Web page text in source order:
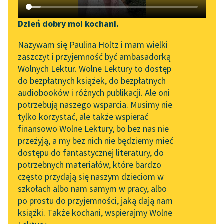
Katalog DAISY
Podkasty o książkach
Zgłoś brak utworu
Aktualności
„Prokurator Alicja Horn”
do słuchania
Byliśmy częścią AI Impact
Lab
Zapraszamy na spotkanie
online z tłumaczkami
literatury skandynawskiej
Spotkanie z Katarzyną
Tunkiel w Oslo
102. lata temu zmarł
Joseph Conrad
Narzędzia
Mapa Wolnych Lektur
Leśmianator
Przewodnik dla piszących i
czytających
API
OAI-PMH
Widget Wolnych Lektur
Przypisy
Dzień dobry moi kochani.
Nazywam się Paulina Holtz i mam wielki
zaszczyt i przyjemność być ambasadorką
Wolnych Lektur. Wolne Lektury to dostęp
do bezpłatnych książek, do bezpłatnych
audiobooków i różnych publikacji. Ale oni
potrzebują naszego wsparcia. Musimy nie
tylko korzystać, ale także wspierać
finansowo Wolne Lektury, bo bez nas nie
przeżyją, a my bez nich nie będziemy mieć
dostępu do fantastycznej literatury, do
potrzebnych materiałów, które bardzo
często przydają się naszym dzieciom w
szkołach albo nam samym w pracy, albo
po prostu do przyjemności, jaką dają nam
książki. Także kochani, wspierajmy Wolne
Jerzy Liebert
W termometrze rtęć
skoczna
Jutro się uspokoi.
Z próżnią przykro
widoczną
Przestrzeń wnet się
oswoi...
Czytaj więcej
Jerzy Liebert
Kołysanka jodłowa